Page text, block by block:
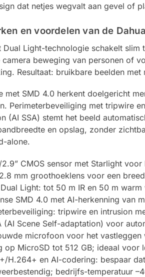
dat netjes wegvalt aan gevel of
en voordelen van de
Dual Light-technologie schakelt
beweging van personen of
Resultaat: bruikbare beelden
met SMD 4.0 herkent doelgericht
Perimeterbeveiliging met tripwire
(AI SSA) stemt het beeld
en opslag, zonder
alone.
2.9” CMOS sensor met Starlight
mm groothoeklens voor een
Light: tot 50 m IR en 50 m
SMD 4.0 met AI-herkenning van
tripwire en intrusion
(AI Scene Self-adaptation) voor
microfoon voor het vastleggen
op MicroSD tot 512 GB; ideaal voor
H.264+ en AI-codering: bespaar
bedrijfs-temperatuur